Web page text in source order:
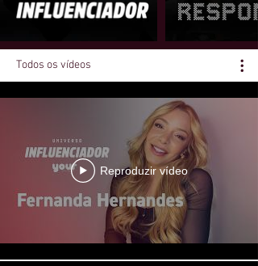
Todos os vídeos
Reproduzir vídeo